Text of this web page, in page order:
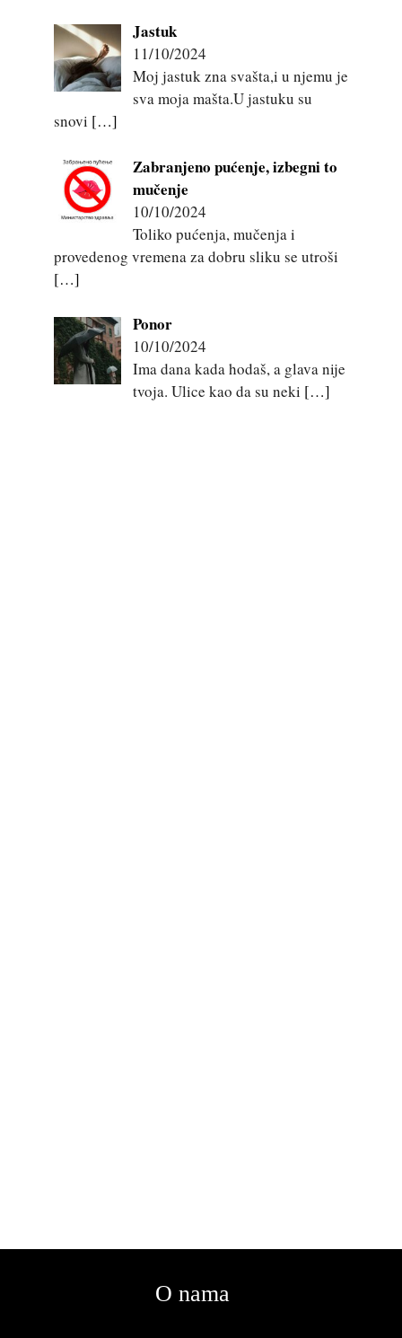
Jastuk
11/10/2024
Moj jastuk zna svašta,i u njemu je
sva moja mašta.U jastuku su
snovi […]
Zabranjeno pućenje, izbegni to
mučenje
10/10/2024
Toliko pućenja, mučenja i
provedenog vremena za dobru sliku se utroši
[…]
Ponor
10/10/2024
Ima dana kada hodaš, a glava nije
tvoja. Ulice kao da su neki […]
O nama